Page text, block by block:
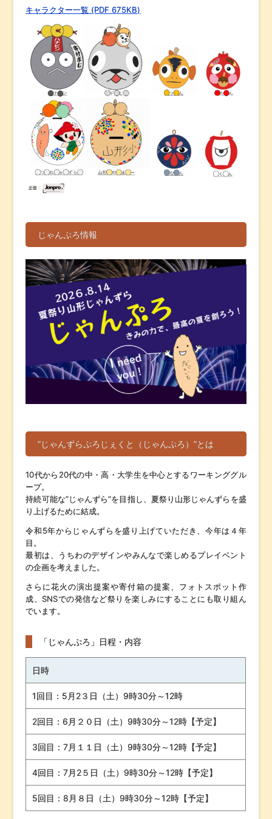
キャラクター一覧 (PDF 675KB)
じゃんぷろ情報
”じゃんずらぷろじぇくと（じゃんぷろ）”とは
10代から20代の中・高・大学生を中心とするワーキンググル
ープ。
持続可能な”じゃんずら”を目指し、夏祭り山形じゃんずらを盛
り上げるために結成。
令和5年からじゃんずらを盛り上げていただき、今年は４年
目。
最初は、うちわのデザインやみんなで楽しめるプレイベント
の企画を考えました。
さらに花火の演出提案や寄付箱の提案、フォトスポット作
成、SNSでの発信など祭りを楽しみにすることにも取り組ん
でいます。
「じゃんぷろ」日程・内容
日時
1回目：5月2３日（土）9時30分～12時
2回目：6月２０日（土）9時30分～12時【予定】
3回目：7月１１日（土）9時30分～12時【予定】
4回目：7月2５日（土）9時30分～12時【予定】
5回目：8月８日（土）9時30分～12時【予定】